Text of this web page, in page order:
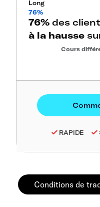
Long
76%
76% des
à la hausse
Cours
RAPIDE
Conditions de